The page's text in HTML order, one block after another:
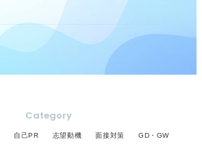
Category
自己PR 志望動機 面接対策 GD・GW